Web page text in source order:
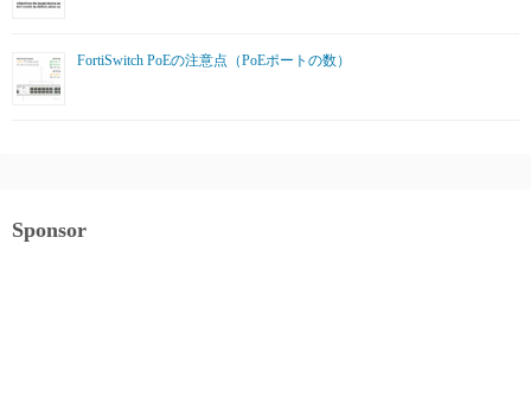
FortiSwitch PoEの注意点（PoEポートの数）
Sponsor